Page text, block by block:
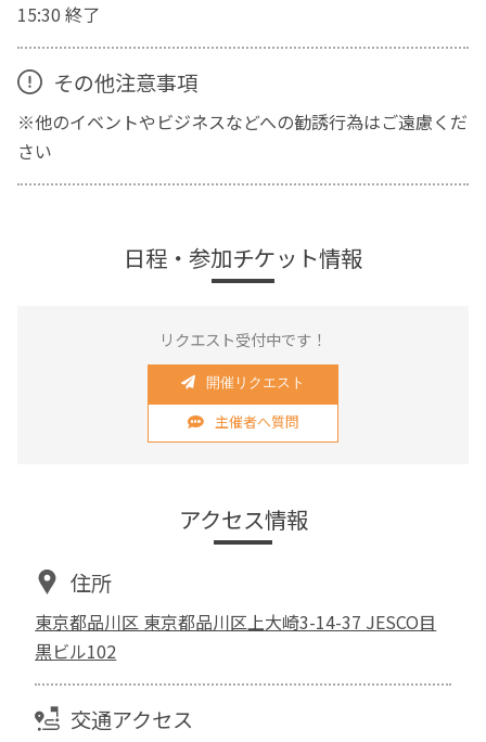
15:30 終了
その他注意事項
※他のイベントやビジネスなどへの勧誘行為はご遠慮くだ
さい
日程・参加チケット情報
リクエスト受付中です！
開催リクエスト
主催者へ質問
アクセス情報
住所
東京都品川区 東京都品川区上大崎3-14-37 JESCO目
黒ビル102
交通アクセス